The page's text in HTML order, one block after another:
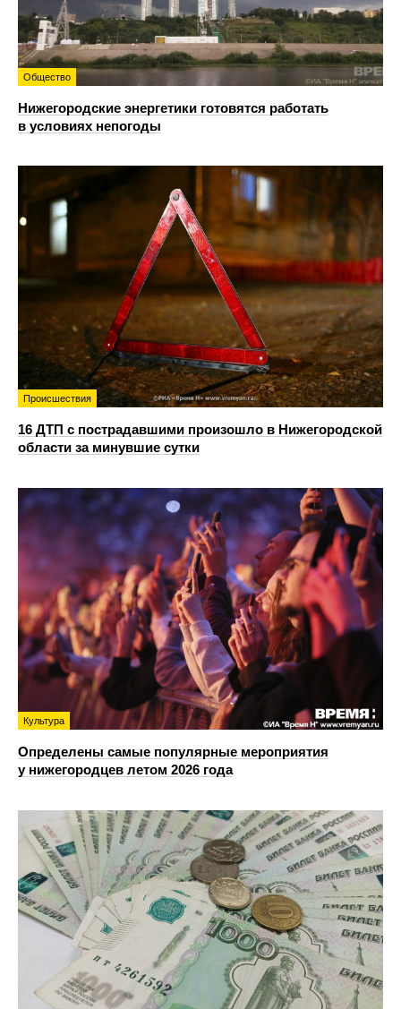
Общество
Нижегородские энергетики готовятся работать
в условиях непогоды
Происшествия
16 ДТП с пострадавшими произошло в Нижегородской
области за минувшие сутки
Культура
Определены самые популярные мероприятия
у нижегородцев летом 2026 года